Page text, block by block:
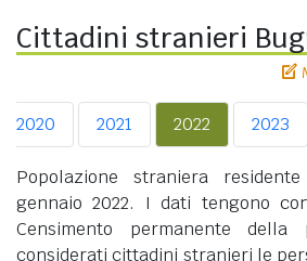
Cittadini stranieri
2020 2021 2022 2023
Popolazione straniera
gennaio 2022. I dati tengono
Censimento permanente della
considerati cittadini stranieri le